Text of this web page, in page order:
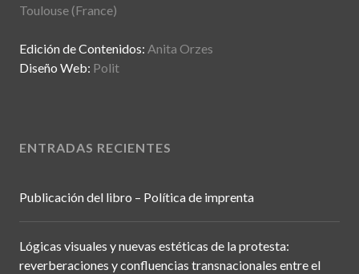
Toulouse (France)
Edición de Contenidos: Anita Orzes
Diseño Web: Polit
ENTRADAS RECIENTES
Publicación del libro – Política de imprenta
Lógicas visuales y nuevas estéticas de la protesta:
reverberaciones y confluencias transnacionales entre el